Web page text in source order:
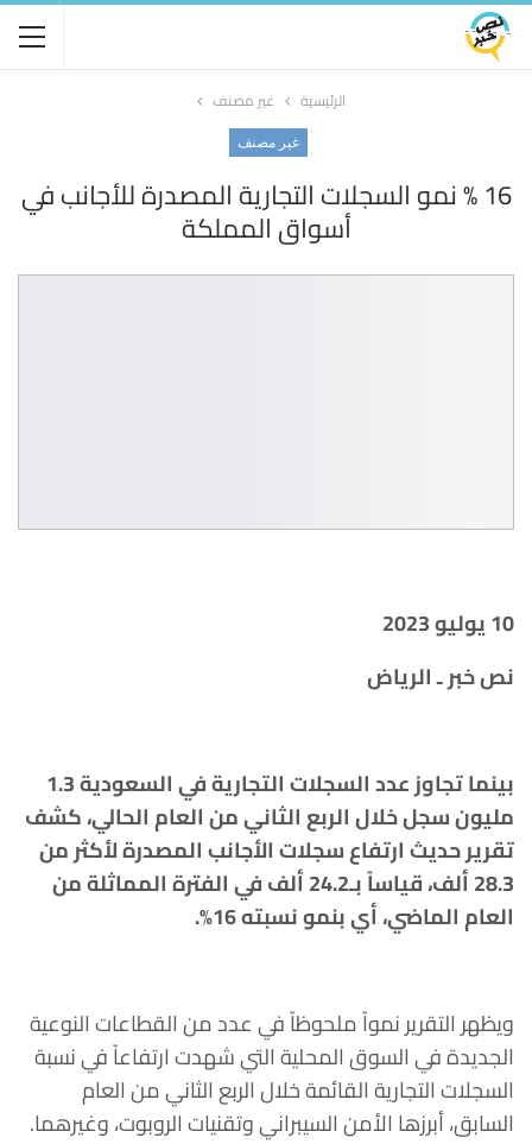
الرئيسية غير مصنف
غير مصنف
16 % نمو السجلات التجارية المصدرة للأجانب في
أسواق المملكة
10يوليو 2023
نص خبر ـ الرياض
بينما تجاوز عدد السجلات التجارية في السعودية 1.3
مليون سجل خلال الربع الثاني من العام الحالي، كشف
تقرير حديث ارتفاع سجلات الأجانب المصدرة لأكثر من
28.3 ألف، قياساً بـ24.2 ألف في الفترة المماثلة من
العام الماضي، أي بنمو نسبته 16%
.
ويظهر التقرير نمواً ملحوظاً في عدد من القطاعات النوعية
الجديدة في السوق المحلية التي شهدت ارتفاعاً في نسبة
السجلات التجارية القائمة خلال الربع الثاني من العام
السابق، أبرزها الأمن السيبراني وتقنيات الروبوت، وغيرهما.